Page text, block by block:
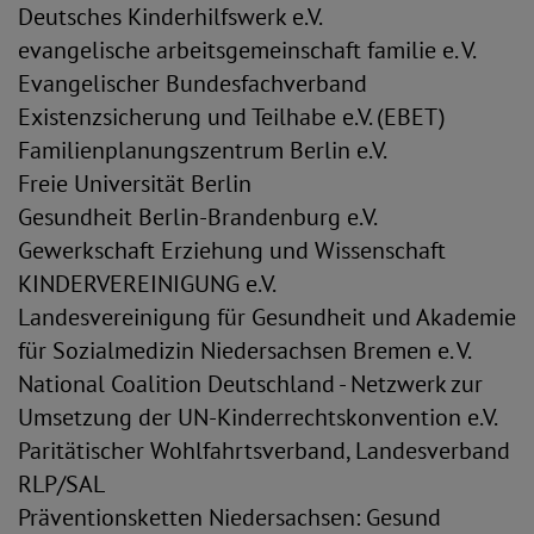
Deutsches Kinderhilfswerk e.V.
evangelische arbeitsgemeinschaft familie e. V.
Evangelischer Bundesfachverband
Existenzsicherung und Teilhabe e.V. (EBET)
Familienplanungszentrum Berlin e.V.
Freie Universität Berlin
Gesundheit Berlin-Brandenburg e.V.
Gewerkschaft Erziehung und Wissenschaft
KINDERVEREINIGUNG e.V.
Landesvereinigung für Gesundheit und Akademie
für Sozialmedizin Niedersachsen Bremen e. V.
National Coalition Deutschland - Netzwerk zur
Umsetzung der UN-Kinderrechtskonvention e.V.
Paritätischer Wohlfahrtsverband, Landesverband
RLP/SAL
Präventionsketten Niedersachsen: Gesund